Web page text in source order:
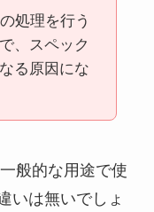
処理を行う
、スペック
る原因にな
般的な用途で使
いは無いでしょ